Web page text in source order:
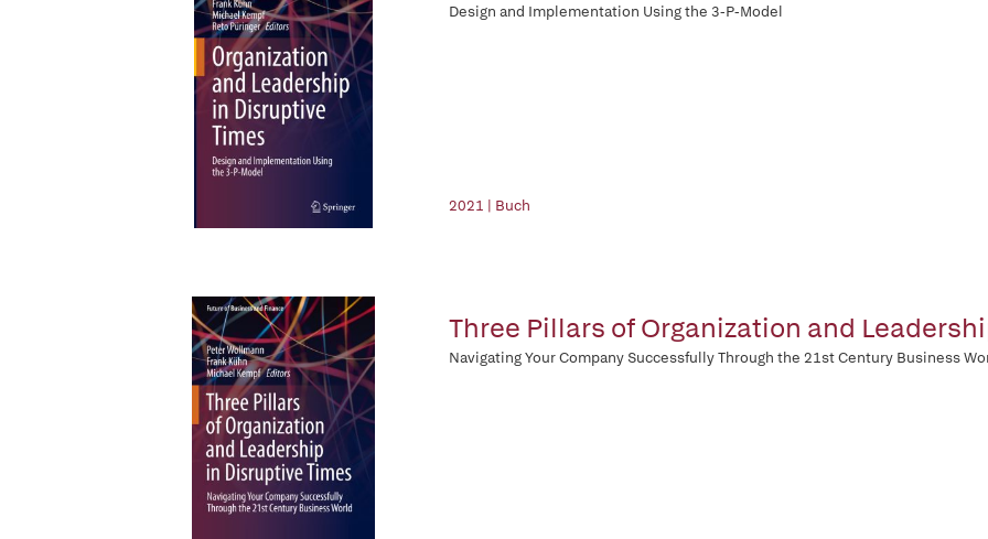
Design and Implementation Using the 3-P-Model
2021 | Buch
Three Pillars of Organization and
Navigating Your Company Successfully Through the 21st Century Business